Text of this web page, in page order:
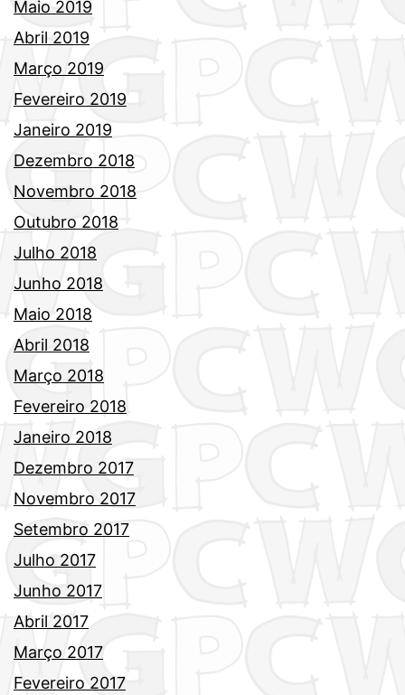
Maio 2019
Abril 2019
Março 2019
Fevereiro 2019
Janeiro 2019
Dezembro 2018
Novembro 2018
Outubro 2018
Julho 2018
Junho 2018
Maio 2018
Abril 2018
Março 2018
Fevereiro 2018
Janeiro 2018
Dezembro 2017
Novembro 2017
Setembro 2017
Julho 2017
Junho 2017
Abril 2017
Março 2017
Fevereiro 2017